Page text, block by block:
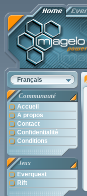
Français
Communauté
Accueil
A propos
Contact
Confidentialité
Conditions
Jeux
Everquest
Rift